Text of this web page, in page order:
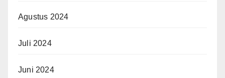
Agustus 2024
Juli 2024
Juni 2024